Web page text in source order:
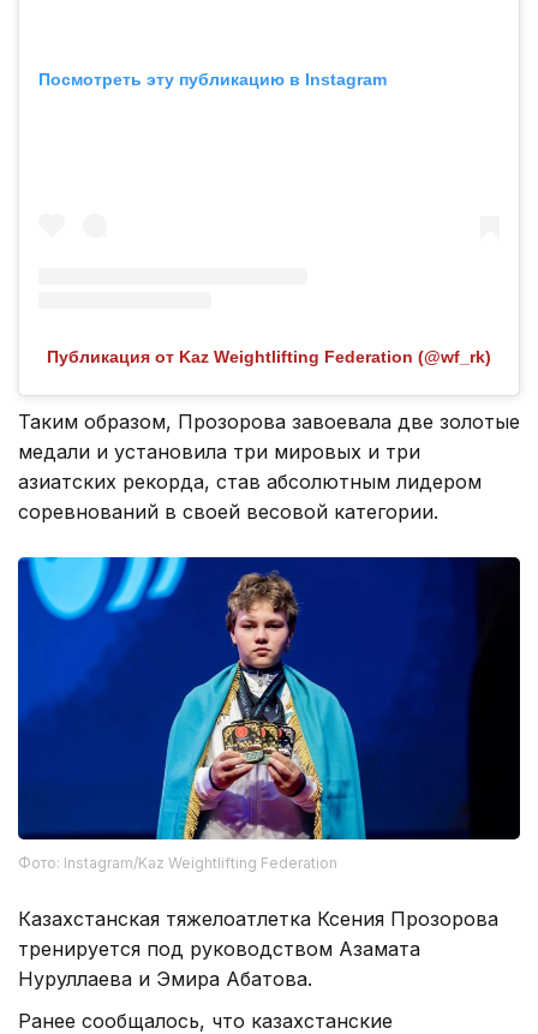
Посмотреть эту публикацию в Instagram
Публикация от Kaz Weightlifting Federation (@wf_rk)
Таким образом, Прозорова завоевала две золотые
медали и установила три мировых и три
азиатских рекорда, став абсолютным лидером
соревнований в своей весовой категории.
Фото: Instagram/Kaz Weightlifting Federation
Казахстанская тяжелоатлетка Ксения Прозорова
тренируется под руководством Азамата
Нуруллаева и Эмира Абатова.
Ранее сообщалось, что казахстанские